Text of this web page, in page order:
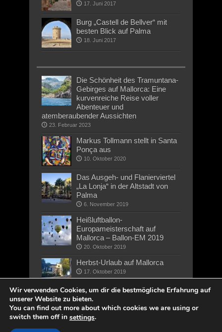
17. Juni 2017
Burg „Castell de Bellver“ mit
besten Blick auf Palma
18. Juni 2017
Die Schönheit des Tramuntana-
Gebirges auf Mallorca: Eine
kurvenreiche Reise voller
Abenteuer und
atemberaubender Aussichten
23. Februar 2023
Markus Tollmann stellt in Santa
Ponça aus
10. Oktober 2020
Das Ausgeh- und Flanierviertel
„La Lonja“ in der Altstadt von
Palma
6. November 2019
Heißluftballon-
Europameisterschaft auf
Mallorca – Ballon-EM 2019
20. Oktober 2019
Herbst-Urlaub auf Mallorca
17. Oktober 2019
Wir verwenden Cookies, um dir die bestmögliche Erfahrung auf
unserer Website zu bieten.
You can find out more about which cookies we are using or
switch them off in settings.